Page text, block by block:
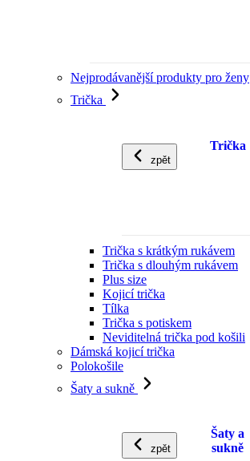
Nejprodávanější produkty pro ženy
Trička
zpět
Trička
Trička s krátkým rukávem
Trička s dlouhým rukávem
Plus size
Kojicí trička
Tílka
Trička s potiskem
Neviditelná trička pod košili
Dámská kojicí trička
Polokošile
Šaty a sukně
zpět
Šaty a
sukně